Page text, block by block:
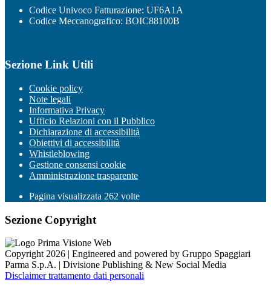
Codice Univoco Fatturazione: UF6A1A
Codice Meccanografico: BOIC88100B
Sezione Link Utili
Cookie policy
Note legali
Informativa Privacy
Ufficio Relazioni con il Pubblico
Dichiarazione di accessibilità
Obiettivi di accessibilità
Whistleblowing
Gestione consensi cookie
Amministrazione trasparente
Pagina visualizzata 262 volte
Sezione Copyright
Copyright 2026 | Engineered and powered by Gruppo Spaggiari
Parma S.p.A. | Divisione Publishing & New Social Media
Disclaimer trattamento dati personali